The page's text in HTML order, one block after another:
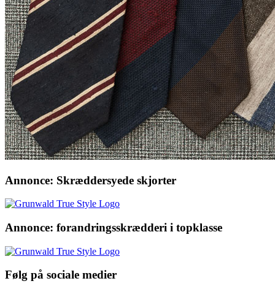
Annonce: Skræddersyede skjorter
Annonce: forandringsskrædderi i topklasse
Følg på sociale medier